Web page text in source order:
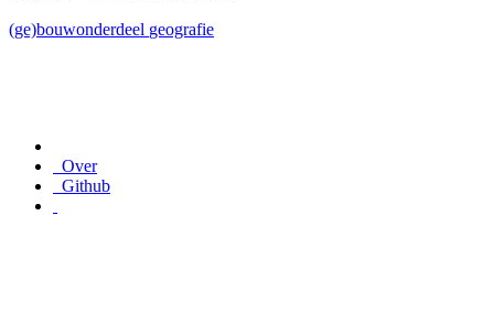
(ge)bouwonderdeel geografie
Over
Github